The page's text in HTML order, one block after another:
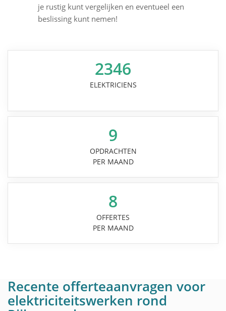
je rustig kunt vergelijken en eventueel een
beslissing kunt nemen!
2346
ELEKTRICIENS
9
OPDRACHTEN
PER MAAND
8
OFFERTES
PER MAAND
Recente offerteaanvragen voor
elektriciteitswerken rond